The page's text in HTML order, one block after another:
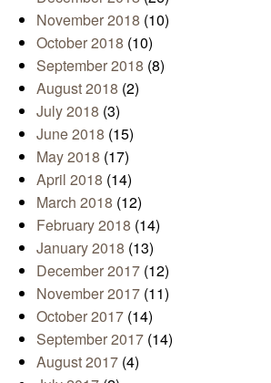
November 2018 (10)
October 2018 (10)
September 2018 (8)
August 2018 (2)
July 2018 (3)
June 2018 (15)
May 2018 (17)
April 2018 (14)
March 2018 (12)
February 2018 (14)
January 2018 (13)
December 2017 (12)
November 2017 (11)
October 2017 (14)
September 2017 (14)
August 2017 (4)